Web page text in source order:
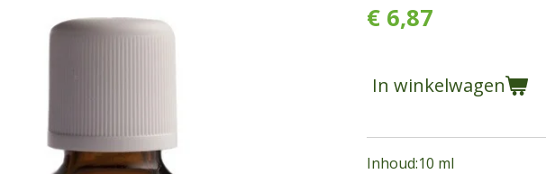
€ 6,87
In winkelwagen
Inhoud:10 ml